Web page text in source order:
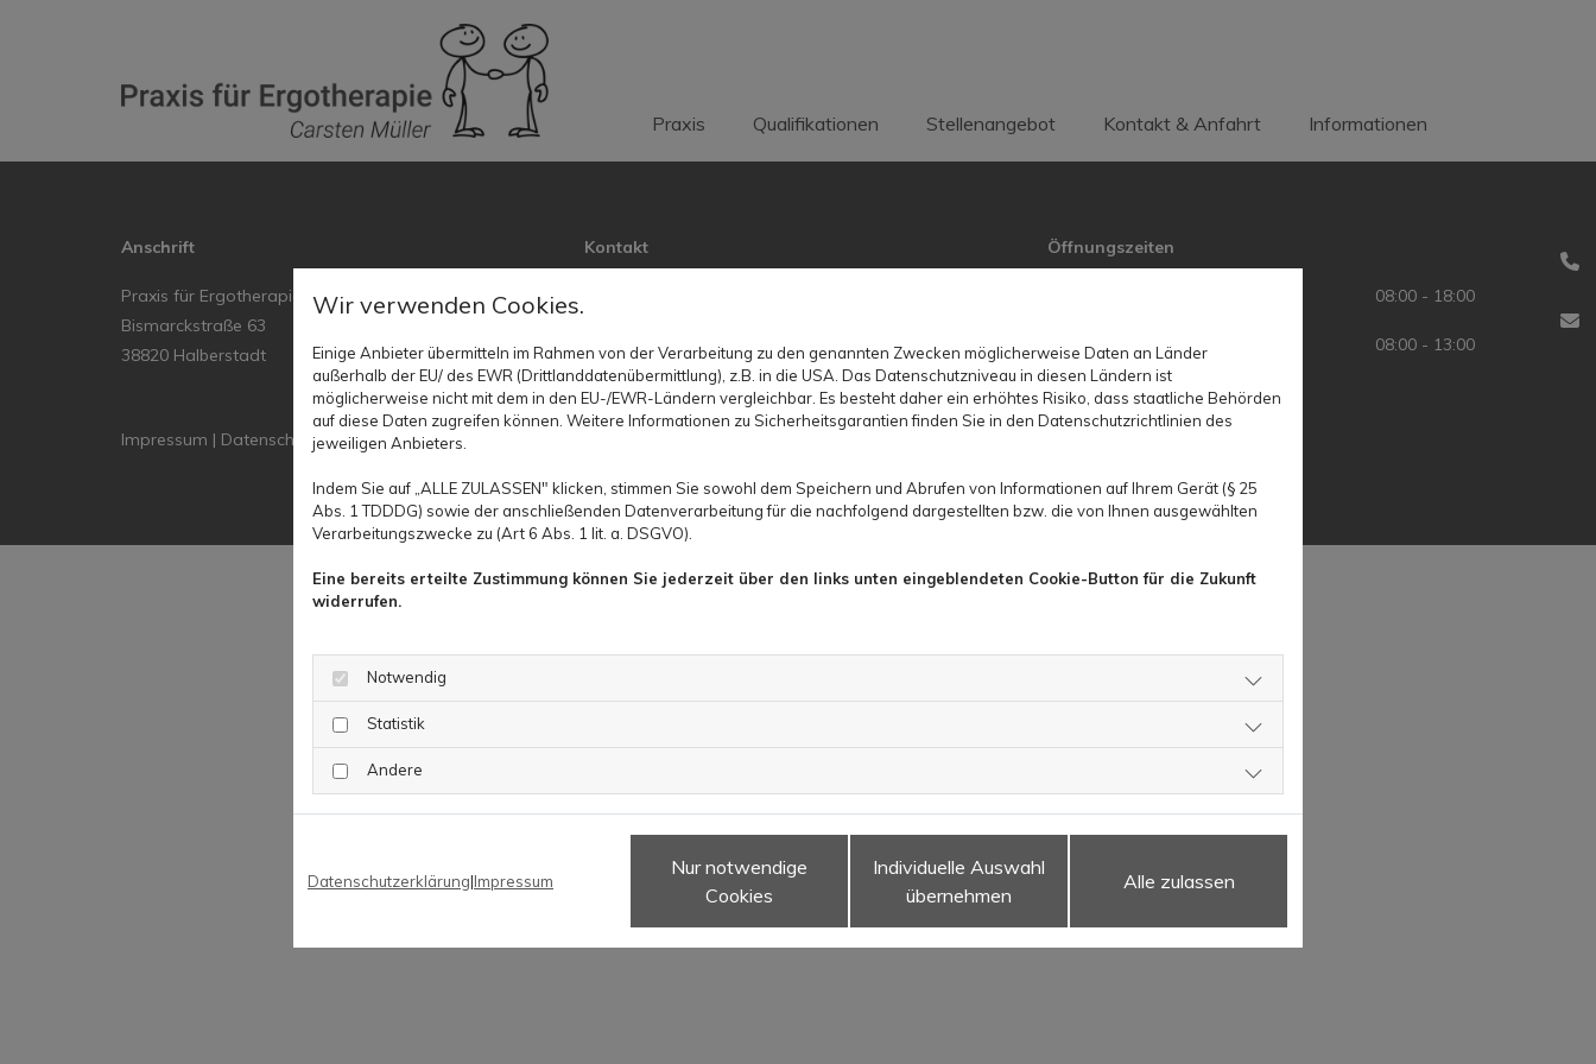
Praxis Qualifikationen Stellenangebot Kontakt & Anfahrt Informationen
Anschrift
Praxis für Ergotherapie Carsten Müller
Bismarckstraße 63
38820 Halberstadt
Kontakt Öffnungszeiten
08:00 - 18:00
Freitag 08:00 - 13:00
Impressum | Datenschutz
Wir verwenden Cookies.
Einige Anbieter übermitteln im Rahmen von der Verarbeitung zu den genannten Zwecken möglicherweise Daten an Länder
außerhalb der EU/ des EWR (Drittlanddatenübermittlung), z.B. in die USA. Das Datenschutzniveau in diesen Ländern ist
möglicherweise nicht mit dem in den EU-/EWR-Ländern vergleichbar. Es besteht daher ein erhöhtes Risiko, dass staatliche Behörden
auf diese Daten zugreifen können. Weitere Informationen zu Sicherheitsgarantien finden Sie in den Datenschutzrichtlinien des
jeweiligen Anbieters.
Indem Sie auf „ALLE ZULASSEN" klicken, stimmen Sie sowohl dem Speichern und Abrufen von Informationen auf Ihrem Gerät (§ 25
Abs. 1 TDDDG) sowie der anschließenden Datenverarbeitung für die nachfolgend dargestellten bzw. die von Ihnen ausgewählten
Verarbeitungszwecke zu (Art 6 Abs. 1 lit. a. DSGVO).
Eine bereits erteilte Zustimmung können Sie jederzeit über den links unten eingeblendeten Cookie-Button für die Zukunft
widerrufen.
Notwendig
Statistik
Andere
Datenschutzerklärung|Impressum
Nur notwendige
Cookies
Individuelle Auswahl
übernehmen
Alle zulassen